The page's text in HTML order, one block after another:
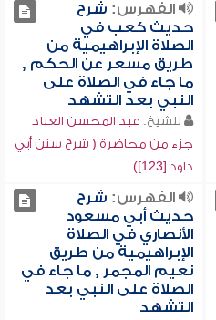
الفهرس: شرح
حديث كعب في
الصلاة الإبراهيمية من
طريق مسعر عن الحكم ,
ما جاء في الصلاة على
النبي بعد التشهد
للشيخ: عبد المحسن العباد
جزء من محاضرة ( شرح سنن أبي
داود [123])
الفهرس: شرح
حديث أبي مسعود
الأنصاري في الصلاة
الإبراهيمية من طريق
نعيم المجمر , ما جاء في
الصلاة على النبي بعد
التشهد